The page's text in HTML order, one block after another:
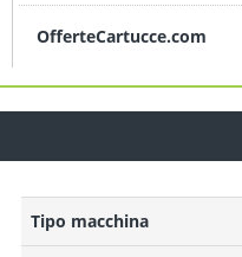
OfferteCartucce.com
Tipo macchina